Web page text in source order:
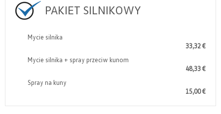
PAKIET SILNIKOWY
Mycie silnika
33,32 €
Mycie silnika + spray przeciw kunom
48,33 €
Spray na kuny
15,00 €